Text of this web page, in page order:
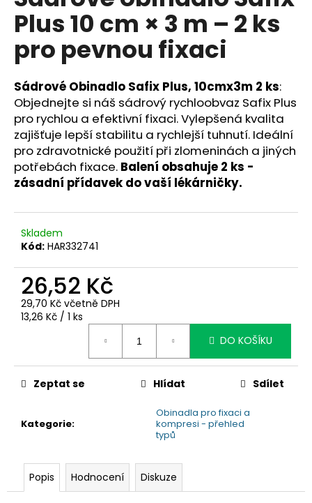
0,0
5
hvězdiček.
Plus 10 cm × 3 m – 2 ks
pro pevnou fixaci
Sádrové Obinadlo Safix Plus, 10cmx3m 2 ks:
Objednejte si náš sádrový rychloobvaz Safix Plus
pro rychlou a efektivní fixaci. Vylepšená kvalita
zajišťuje lepší stabilitu a rychlejší tuhnutí. Ideální
pro zdravotnické použití při zlomeninách a jiných
potřebách fixace. Balení obsahuje 2 ks -
zásadní přídavek do vaší lékárničky.
Skladem
Kód: HAR332741
26,52 Kč
29,70 Kč včetně DPH
Měrná
13,26 Kč / 1 ks
DO KOŠÍKU
Kategorie:
Obinadla pro fixaci a
kompresi - přehled
typů
Zeptat se Hlídat Sdílet
Popis Hodnocení Diskuze
a
j
t
?
HLEDAT
o
p
o
u
č
e
m
e